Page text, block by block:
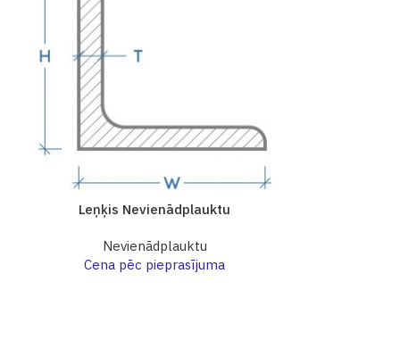
Leņķis Nevienādplauktu
Nevienādplauktu
Cena pēc pieprasījuma